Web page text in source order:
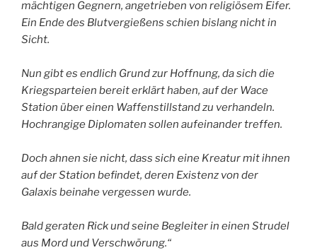
mächtigen Gegnern, angetrieben von religiösem Eifer.
Ein Ende des Blutvergießens schien bislang nicht in
Sicht.
Nun gibt es endlich Grund zur Hoffnung, da sich die
Kriegsparteien bereit erklärt haben, auf der Wace
Station über einen Waffenstillstand zu verhandeln.
Hochrangige Diplomaten sollen aufeinander treffen.
Doch ahnen sie nicht, dass sich eine Kreatur mit ihnen
auf der Station befindet, deren Existenz von der
Galaxis beinahe vergessen wurde.
Bald geraten Rick und seine Begleiter in einen Strudel
aus Mord und Verschwörung.“